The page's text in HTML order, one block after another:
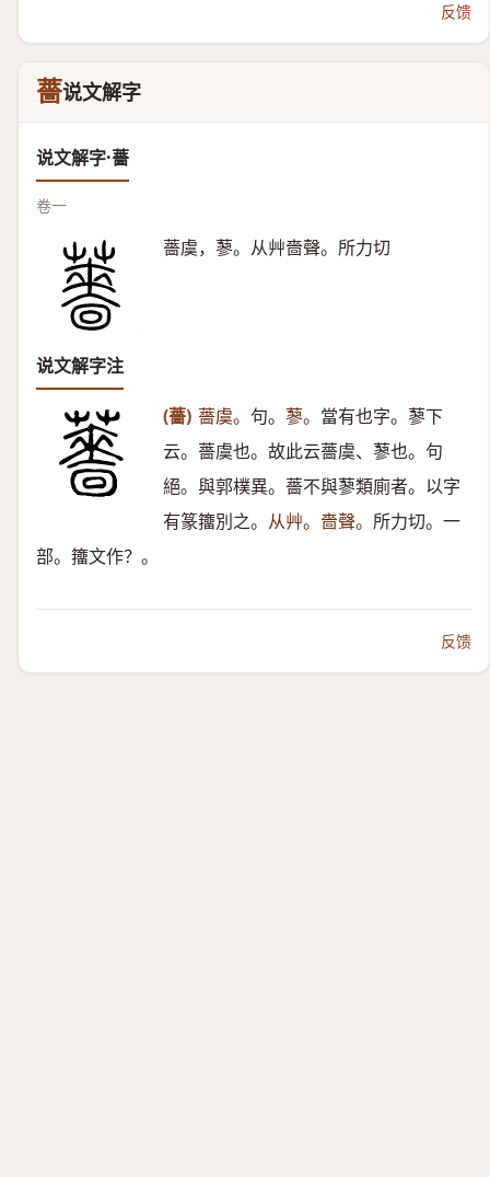
反馈
薔说文解字
说文解字·薔
卷一
薔虞，蓼。从艸嗇聲。所力切
说文解字注
(薔) 薔虞。 句。 蓼。 當有也字。蓼下
云。薔虞也。故此云薔虞、蓼也。句
絕。與郭樸異。薔不與蓼類廁者。以字
有篆籒別之。 从艸。嗇聲。 所力切。一
部。籒文作？。
反馈